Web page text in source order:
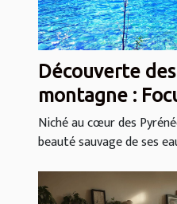
Découverte
montagne :
d’Oô
Niché au cœur des
beauté sauvage de ses